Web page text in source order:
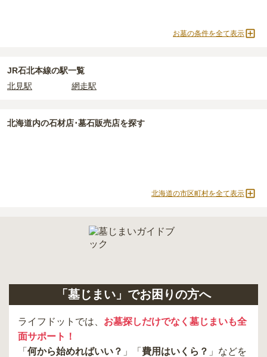
契約条件の詳細は、各霊園のページをご確認いただくか、資料請求
お墓の条件を全て表示
JR石北本線の駅一覧
北見駅
網走駅
北海道内の石材店･墓石販売店を探す
北海道の市区町村を全て表示
「墓じまい」でお困りの方へ
ライフドットでは、 お墓探しだけでなく墓じまいも全
面サポート！
「 何から始めればいい？ 」「 費用はいくら？ 」などを